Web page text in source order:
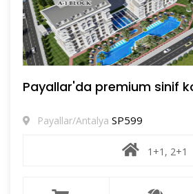
Payallar'da premium sinif
Payallar/Antalya SP599
1+1, 2+1